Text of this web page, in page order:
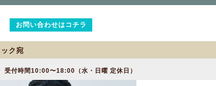
お問い合わせはコチラ
ク宛
受付時間10:00〜18:00（水・日曜 定休日）